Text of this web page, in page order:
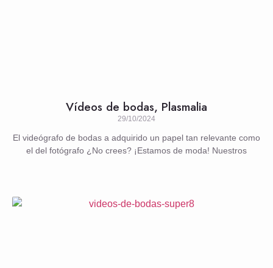
Vídeos de bodas, Plasmalia
29/10/2024
El videógrafo de bodas a adquirido un papel tan relevante como
el del fotógrafo ¿No crees? ¡Estamos de moda! Nuestros